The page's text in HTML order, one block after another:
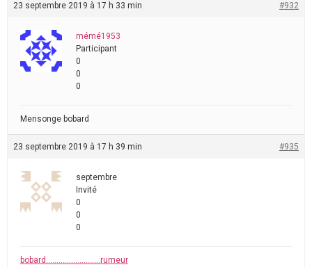
23 septembre 2019 à 17 h 33 min #932
mémé1953
Participant
0
0
0
Mensonge bobard
23 septembre 2019 à 17 h 39 min #935
septembre
Invité
0
0
0
bobard……………………..rumeur